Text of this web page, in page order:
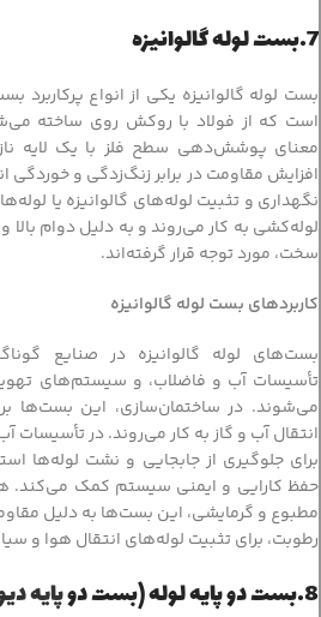
7.بست لوله گالوانیزه
بست لوله گالوانیزه یکی از انواع
است که از فولاد با روکش روی ساخته
معنای پوشش‌دهی سطح فلز با یک لایه
افزایش مقاومت در برابر زنگ‌زدگی و
نگهداری و تثبیت لوله‌های گالوانیزه یا
لوله‌کشی به کار می‌روند و به دلیل دوام بالا
سخت، مورد توجه قرار گرفته‌اند.
کاربردهای بست لوله گالوانیزه
بست‌های لوله گالوانیزه در صنایع
تأسیسات آب و فاضلاب، و سیستم‌های
می‌شوند. در ساختمان‌سازی، این بست‌ها
انتقال آب و گاز به کار می‌روند. در تأسیسات
برای جلوگیری از جابجایی و نشت لوله‌ها
حفظ کارایی و ایمنی سیستم کمک می‌کند.
مطبوع و گرمایشی، این بست‌ها به دلیل
رطوبت، برای تثبیت لوله‌های انتقال هوا و
8.بست دو پایه لوله (بست دو پایه